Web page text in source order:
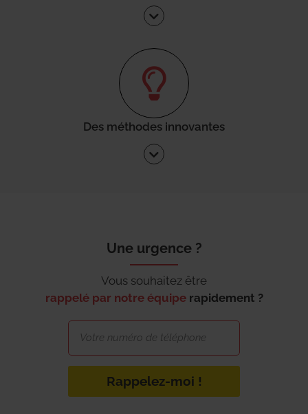
Des méthodes innovantes
Une urgence ?
Vous souhaitez être
rappelé par notre équipe rapidement ?
Rappelez-moi !